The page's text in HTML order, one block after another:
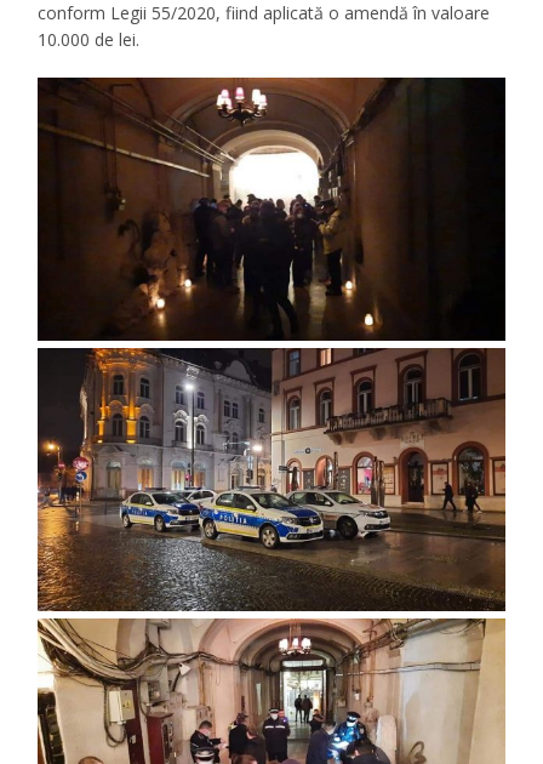
conform Legii 55/2020, fiind aplicată o amendă în valoare
10.000 de lei.